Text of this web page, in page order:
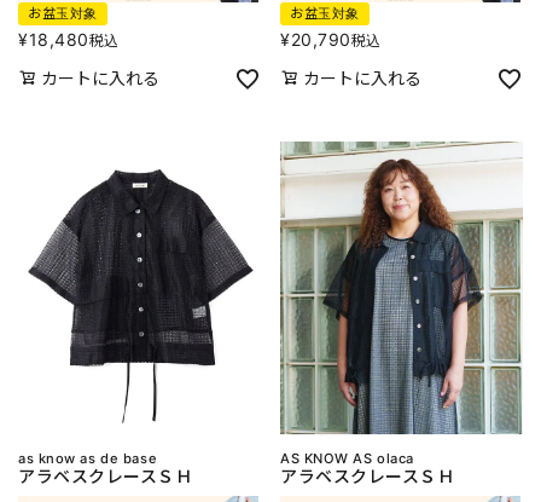
お盆玉対象
¥18,480税込
カートに入れる
お盆玉対象
¥20,790税込
カートに入れる
as know as de base
アラベスクレースＳＨ
AS KNOW AS olaca
アラベスクレースＳＨ